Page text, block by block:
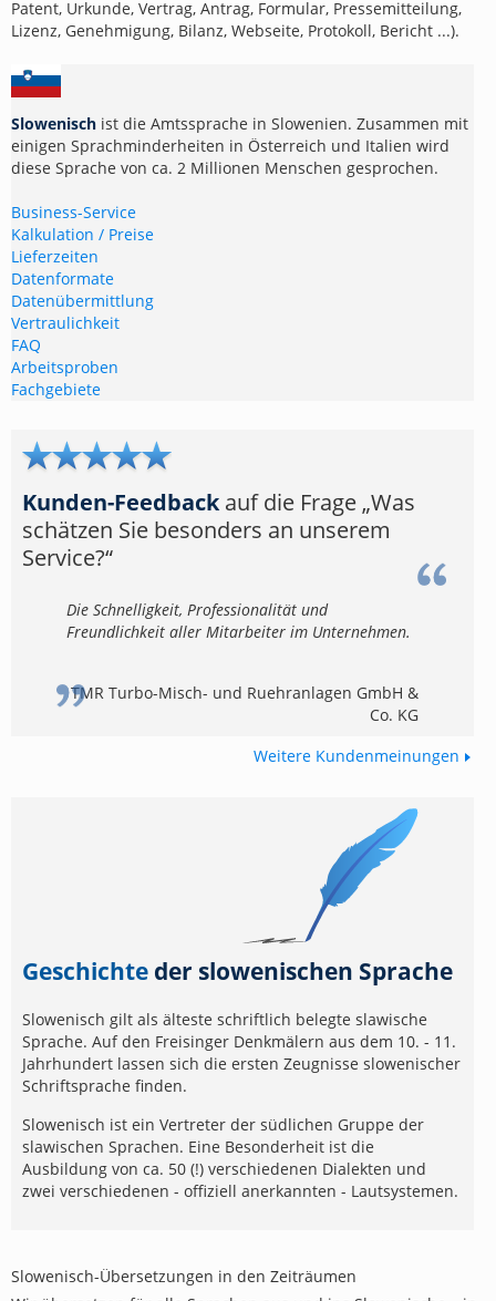
Patent, Urkunde, Vertrag, Antrag, Formular, Pressemitteilung,
Lizenz, Genehmigung, Bilanz, Webseite, Protokoll, Bericht ...).
Slowenisch ist die Amtssprache in Slowenien. Zusammen mit
einigen Sprachminderheiten in Österreich und Italien wird
diese Sprache von ca. 2 Millionen Menschen gesprochen.
Business-Service
Kalkulation / Preise
Lieferzeiten
Datenformate
Datenübermittlung
Vertraulichkeit
FAQ
Arbeitsproben
Fachgebiete
Kunden-Feedbackauf die Frage „Was
schätzen Sie besonders an unserem
Service?“
Die Schnelligkeit, Professionalität und
Freundlichkeit aller Mitarbeiter im Unternehmen.
TMR Turbo-Misch- und Ruehranlagen GmbH &
Co. KG
Weitere Kundenmeinungen
Geschichte der slowenischen Sprache
Slowenisch gilt als älteste schriftlich belegte slawische
Sprache. Auf den Freisinger Denkmälern aus dem 10. - 11.
Jahrhundert lassen sich die ersten Zeugnisse slowenischer
Schriftsprache finden.
Slowenisch ist ein Vertreter der südlichen Gruppe der
slawischen Sprachen. Eine Besonderheit ist die
Ausbildung von ca. 50 (!) verschiedenen Dialekten und
zwei verschiedenen - offiziell anerkannten - Lautsystemen.
Slowenisch-Übersetzungen in den Zeiträumen